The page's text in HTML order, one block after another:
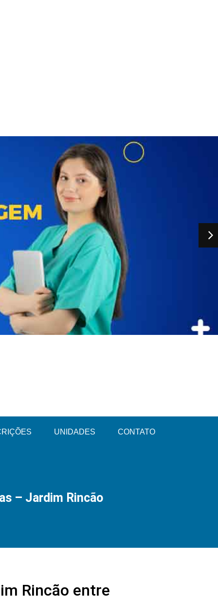
UNIDADES CONTATO
– Jardim Rincão
Rincão entre